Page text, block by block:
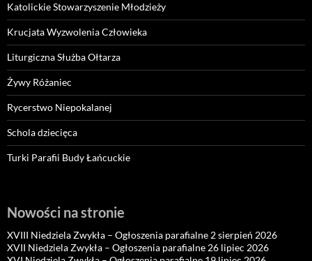
Katolickie Stowarzyszenie Młodzieży
Krucjata Wyzwolenia Człowieka
Liturgiczna Służba Ołtarza
Żywy Różaniec
Rycerstwo Niepokalanej
Schola dziecięca
Turki Parafii Budy Łańcuckie
Nowości na stronie
XVIII Niedziela Zwykła – Ogłoszenia parafialne 2 sierpień 2026
XVII Niedziela Zwykła – Ogłoszenia parafialne 26 lipiec 2026